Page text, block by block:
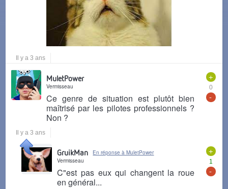
Il y a 3 ans
+
0
-
MuletPower
Vermisseau
Ce genre de situation est plutôt bien
maîtrisé par les pilotes professionnels ?
Non ?
Il y a 3 ans
+
1
-
GruikMan
En réponse à MuletPower
Vermisseau
C"est pas eux qui changent la roue
en général...